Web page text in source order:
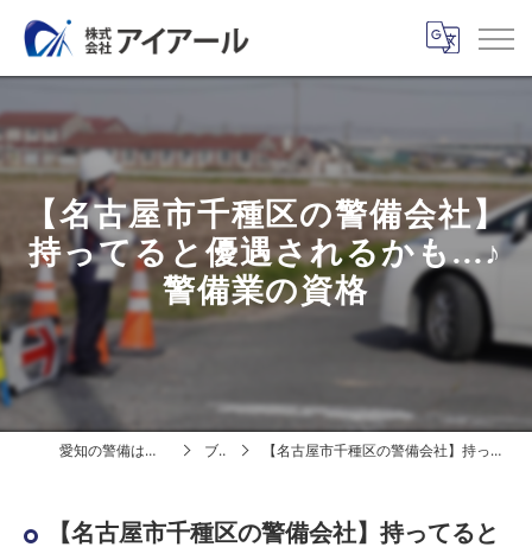
【名古屋市千種区の警備会社】
持ってると優遇されるかも...♪
警備業の資格
愛知の警備は株式会社アイアール ブログ 【名古屋市千種区の警備会社】持ってると優遇されるかも...♪ 警備業の資格
【名古屋市千種区の警備会社】持ってると